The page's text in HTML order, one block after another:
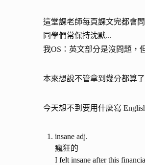
這堂課老師每頁課文完都會
同學們常保持沈默...
我OS：英文部分是沒問題，
本來想說不管拿到幾分都算
今天想不到要用什麼寫
insane adj.
瘋狂的
I felt insane after this